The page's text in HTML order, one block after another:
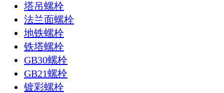
塔吊螺栓
法兰面螺栓
地铁螺栓
铁塔螺栓
GB30螺栓
GB21螺栓
镀彩螺栓